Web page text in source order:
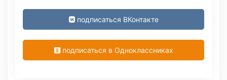
подписаться ВКонтакте
подписаться в Одноклассниках